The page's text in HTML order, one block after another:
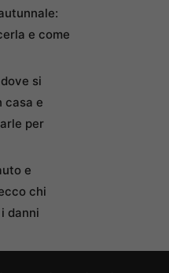
e come
si
casa e
per
e
chi
danni